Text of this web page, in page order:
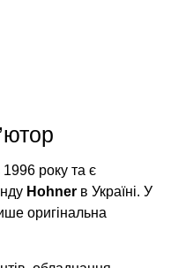
1996 року та є
Hohner в Україні. У
оригінальна